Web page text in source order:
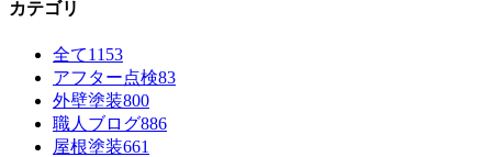
カテゴリ
全て1153
アフター点検83
外壁塗装800
職人ブログ886
屋根塗装661